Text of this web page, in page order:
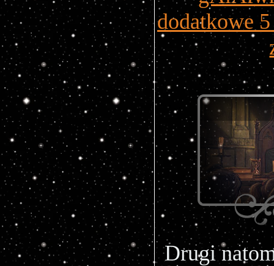
dodatkowe
Drugi